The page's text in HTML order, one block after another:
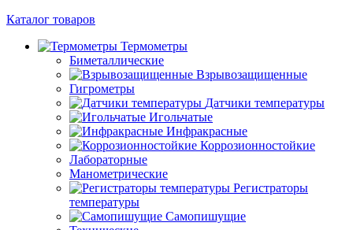
Каталог товаров
Термометры
Биметаллические
Взрывозащищенные
Гигрометры
Датчики температуры
Игольчатые
Инфракрасные
Коррозионностойкие
Лабораторные
Манометрические
Регистраторы
температуры
Самопишущие